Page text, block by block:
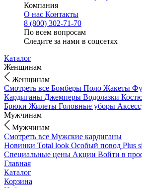
Компания
О нас Контакты
8 (800) 302-71-70
По всем вопросам
Следите за нами в соцсетях
Каталог
Женщинам
Женщинам
Смотреть все Бомберы Поло Жакеты
Кардиганы Джемперы Водолазки
Брюки Жилеты Головные уборы
Мужчинам
Мужчинам
Смотреть все Мужские кардиганы
Новинки Total look Особый повод Plus
Специальные цены Акции Войти в
Главная
Каталог
Корзина